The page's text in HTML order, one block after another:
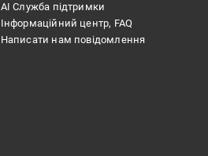
АІ Служба підтримки
Інформаційний центр, FAQ
Написати нам повідомлення